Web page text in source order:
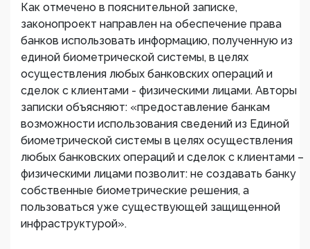
Как отмечено в пояснительной записке,
законопроект направлен на обеспечение права
банков использовать информацию, полученную из
единой биометрической системы, в целях
осуществления любых банковских операций и
сделок с клиентами - физическими лицами. Авторы
записки объясняют: «предоставление банкам
возможности использования сведений из Единой
биометрической системы в целях осуществления
любых банковских операций и сделок с клиентами –
физическими лицами позволит: не создавать банку
собственные биометрические решения, а
пользоваться уже существующей защищенной
инфраструктурой».